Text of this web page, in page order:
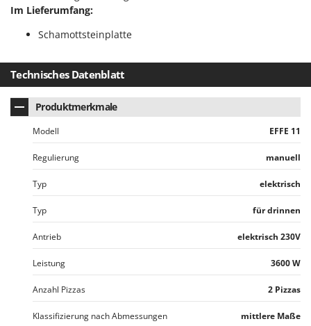
Wasserpumpen
Wasserpumpen für Traktoren
Wein- und Obstpressen
Wein- und Ölschichtenfilter
Wiesenwalzen für Traktor
Wippsägen
Wurstfüller
Zerstäuber
Zinkeneggen
Zubehör für Rasentraktoren
KitchenAid
Komo
L
Laica
Lampacrescia - MGM
Landxcape
LAR Casalinghi
Lavor
Lisam
Lotusgrill
M.A.I.BO.
Macom
Macte Ovens
Makita
Im Lieferumfang:
Schamottsteinplatte
Technisches Datenblatt
Produktmerkmale
Modell EFFE 11
Regulierung manuell
Typ elektrisch
Typ für drinnen
Antrieb elektrisch 230V
Leistung 3600 W
Anzahl Pizzas 2 Pizzas
Klassifizierung nach Abmessungen mittlere Maße